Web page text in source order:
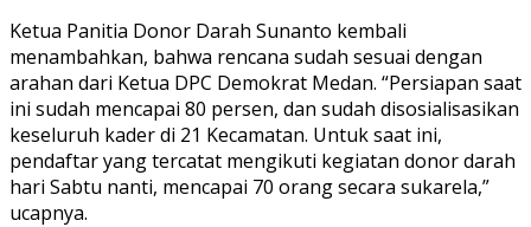
Ketua Panitia Donor Darah Sunanto kembali
menambahkan, bahwa rencana sudah sesuai dengan
arahan dari Ketua DPC Demokrat Medan. “Persiapan saat
ini sudah mencapai 80 persen, dan sudah disosialisasikan
keseluruh kader di 21 Kecamatan. Untuk saat ini,
pendaftar yang tercatat mengikuti kegiatan donor darah
hari Sabtu nanti, mencapai 70 orang secara sukarela,”
ucapnya.